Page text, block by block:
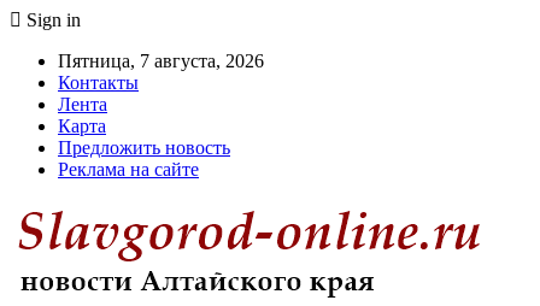
Sign in
Пятница, 7 августа, 2026
Контакты
Лента
Карта
Предложить новость
Реклама на сайте